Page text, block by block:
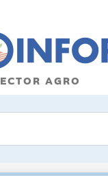
AGRO